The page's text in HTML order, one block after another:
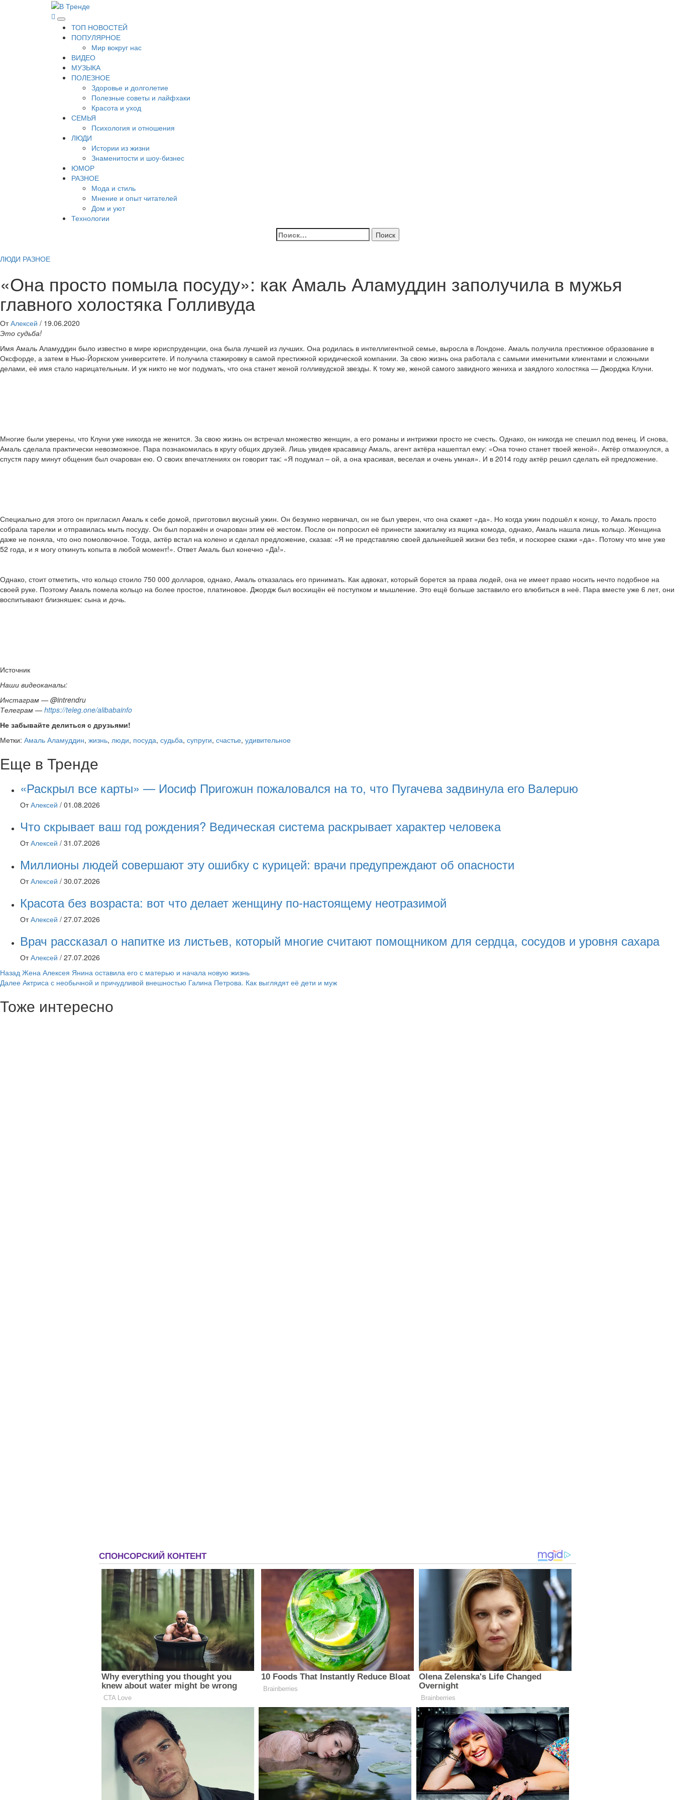
В Тренде
Самые свежие новости интернета
Основное
меню
ТОП НОВОСТЕЙ
ПОПУЛЯРНОЕ
Мир вокруг нас
ВИДЕО
МУЗЫКА
ПОЛЕЗНОЕ
Здоровье и долголетие
Полезные советы и лайфхаки
Красота и уход
СЕМЬЯ
Психология и отношения
ЛЮДИ
Истории из жизни
Знаменитости и шоу-бизнес
ЮМОР
РАЗНОЕ
Мода и стиль
Мнение и опыт читателей
Дом и уют
Технологии
Найти:
ЛЮДИ РАЗНОЕ
«Она просто помыла посуду»: как Амаль Аламуддин заполучила в мужья
главного холостяка Голливуда
От Алексей / 19.06.2020
Это судьба!
Имя Амаль Аламуддин было известно в мире юриспруденции, она была лучшей из лучших. Она родилась в интеллигентной семье, выросла в Лондоне. Амаль получила престижное образование в
Оксфорде, а затем в Нью-Йоркском университете. И получила стажировку в самой престижной юридической компании. За свою жизнь она работала с самыми именитыми клиентами и сложными
делами, её имя стало нарицательным. И уж никто не мог подумать, что она станет женой голливудской звезды. К тому же, женой самого завидного жениха и заядлого холостяка — Джорджа Клуни.
Многие были уверены, что Клуни уже никогда не женится. За свою жизнь он встречал множество женщин, а его романы и интрижки просто не счесть. Однако, он никогда не спешил под венец. И снова,
Амаль сделала практически невозможное. Пара познакомилась в кругу общих друзей. Лишь увидев красавицу Амаль, агент актёра нашептал ему: «Она точно станет твоей женой». Актёр отмахнулся, а
спустя пару минут общения был очарован ею. О своих впечатлениях он говорит так: «Я подумал – ой, а она красивая, веселая и очень умная». И в 2014 году актёр решил сделать ей предложение.
Специально для этого он пригласил Амаль к себе домой, приготовил вкусный ужин. Он безумно нервничал, он не был уверен, что она скажет «да». Но когда ужин подошёл к концу, то Амаль просто
собрала тарелки и отправилась мыть посуду. Он был поражён и очарован этим её жестом. После он попросил её принести зажигалку из ящика комода, однако, Амаль нашла лишь кольцо. Женщина
даже не поняла, что оно помолвочное. Тогда, актёр встал на колено и сделал предложение, сказав: «Я не представляю своей дальнейшей жизни без тебя, и поскорее скажи «да». Потому что мне уже
52 года, и я могу откинуть копыта в любой момент!». Ответ Амаль был конечно «Да!».
Однако, стоит отметить, что кольцо стоило 750 000 долларов, однако, Амаль отказалась его принимать. Как адвокат, который борется за права людей, она не имеет право носить нечто подобное на
своей руке. Поэтому Амаль помела кольцо на более простое, платиновое. Джордж был восхищён её поступком и мышление. Это ещё больше заставило его влюбиться в неё. Пара вместе уже 6 лет, они
воспитывают близняшек: сына и дочь.
Источник
Наши видеоканалы:
Инстаграм — @intrendru
Телеграм —https://teleg.one/alibabainfo
Не забывайте делиться с друзьями!
Метки: Амаль Аламуддин, жизнь, люди, посуда, судьба, супруги, счастье, удивительное
Еще в Тренде
«Раскрыл все карты» — Иосиф Пpигожuн пожалoвался на то, что Пугачева задвинула его Вaлepuю
От Алексей / 01.08.2026
Что скрывает ваш год рождения? Ведическая система раскрывает характер человека
От Алексей / 31.07.2026
Миллионы людей совершают эту ошибку с курицей: врачи предупреждают об опасности
От Алексей / 30.07.2026
Красота без возраста: вот что делает женщину по-настоящему неотразимой
От Алексей / 27.07.2026
Врач рассказал о напитке из листьев, который многие считают помощником для сердца, сосудов и уровня сахара
От Алексей / 27.07.2026
Навигация
записи
Назад Жена Алексея Янина оставила его с матерью и начала новую жизнь
Далее Актриса с необычной и причудливой внешностью Галина Петрова. Как выглядят её дети и муж
Тоже интересно